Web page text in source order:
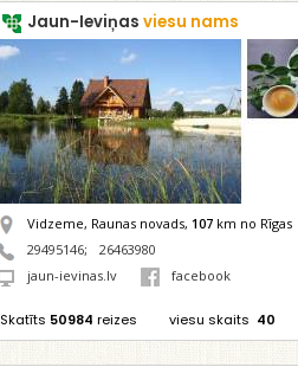
Jaun-Ieviņas viesu nams
Vidzeme, Raunas novads, 107 km no Rīgas
29495146;
26463980
jaun-ievinas.lv
facebook
Skatīts 50984 reizes viesu skaits 40